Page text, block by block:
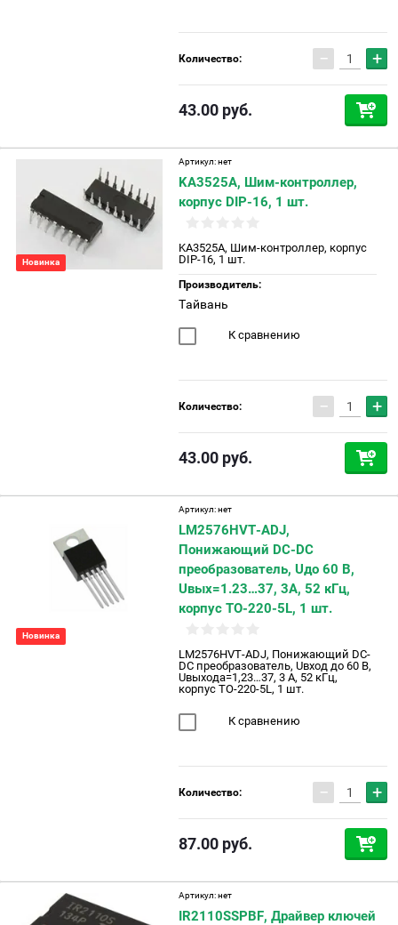
Количество: − +
43.00 руб.
Новинка
Артикул:нет
KA3525A, Шим-контроллер,
корпус DIP-16, 1 шт.
KA3525A, Шим-контроллер, корпус
DIP-16, 1 шт.
Производитель:
Тайвань
К сравнению
Количество: − +
43.00 руб.
Новинка
Артикул:нет
LM2576HVT-ADJ,
Понижающий DC-DC
преобразователь, Uдо 60 В,
Uвых=1.23…37, 3А, 52 кГц,
корпус TO-220-5L, 1 шт.
LM2576HVT-ADJ, Понижающий DC-
DC преобразователь, Uвход до 60 В,
Uвыхода=1,23…37, 3 А, 52 кГц,
корпус TO-220-5L, 1 шт.
К сравнению
Количество: − +
87.00 руб.
Артикул:нет
IR2110SSPBF, Драйвер ключей